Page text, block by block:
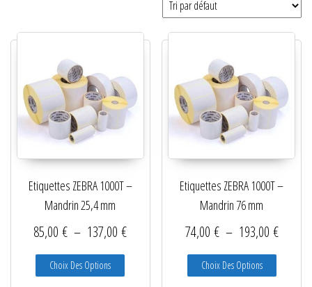
Etiquettes ZEBRA 1000T –
Mandrin 25,4 mm
85,00€ – 137,00€Plage de prix : 85,00 € à 137,00 €
Choix Des Options Ce produit a plusieurs variations. Les options
Etiquettes ZEBRA 1000T –
Mandrin 76 mm
74,00 € – 193,00 €Plage
Choix Des Options Ce